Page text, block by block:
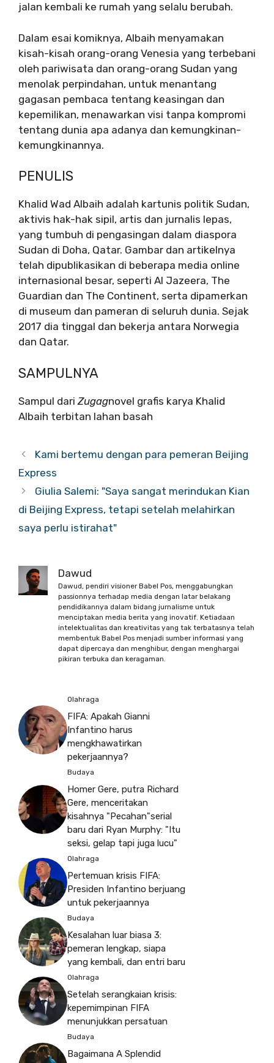
jalan kembali ke rumah yang selalu berubah.
Dalam esai komiknya, Albaih menyamakan
kisah-kisah orang-orang Venesia yang terbebani
oleh pariwisata dan orang-orang Sudan yang
menolak perpindahan, untuk menantang
gagasan pembaca tentang keasingan dan
kepemilikan, menawarkan visi tanpa kompromi
tentang dunia apa adanya dan kemungkinan-
kemungkinannya.
PENULIS
Khalid Wad Albaih adalah kartunis politik Sudan,
aktivis hak-hak sipil, artis dan jurnalis lepas,
yang tumbuh di pengasingan dalam diaspora
Sudan di Doha, Qatar. Gambar dan artikelnya
telah dipublikasikan di beberapa media online
internasional besar, seperti Al Jazeera, The
Guardian dan The Continent, serta dipamerkan
di museum dan pameran di seluruh dunia. Sejak
2017 dia tinggal dan bekerja antara Norwegia
dan Qatar.
SAMPULNYA
Sampul dari Zugagnovel grafis karya Khalid
Albaih terbitan lahan basah
Kami bertemu dengan para pemeran Beijing
Express
Giulia Salemi: "Saya sangat merindukan Kian
di Beijing Express, tetapi setelah melahirkan
saya perlu istirahat"
Dawud
Dawud, pendiri visioner Babel Pos, menggabungkan
passionnya terhadap media dengan latar belakang
pendidikannya dalam bidang jurnalisme untuk
menciptakan media berita yang inovatif. Ketiadaan
intelektualitas dan kreativitas yang tak terbatasnya telah
membentuk Babel Pos menjadi sumber informasi yang
dapat dipercaya dan menghibur, dengan menghargai
pikiran terbuka dan keragaman.
Olahraga
FIFA: Apakah Gianni
Infantino harus
mengkhawatirkan
pekerjaannya?
Budaya
Homer Gere, putra Richard
Gere, menceritakan
kisahnya "Pecahan"serial
baru dari Ryan Murphy: "Itu
seksi, gelap tapi juga lucu"
Olahraga
Pertemuan krisis FIFA:
Presiden Infantino berjuang
untuk pekerjaannya
Budaya
Kesalahan luar biasa 3:
pemeran lengkap, siapa
yang kembali, dan entri baru
Olahraga
Setelah serangkaian krisis:
kepemimpinan FIFA
menunjukkan persatuan
Budaya
Bagaimana A Splendid